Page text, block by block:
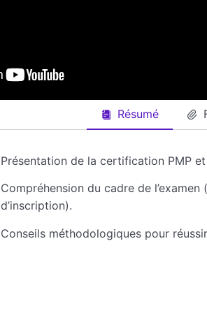
Résumé
Présentation de la certification PMP et
Compréhension du cadre de
d’inscription).
Conseils méthodologiques pour réussir